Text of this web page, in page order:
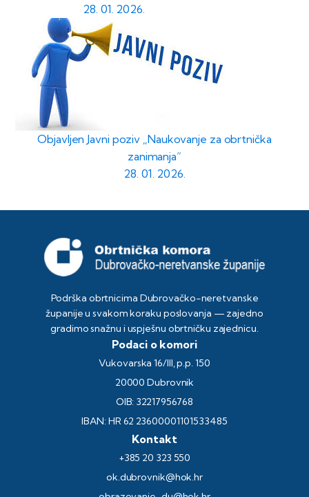
28. 01. 2026.
Objavljen Javni poziv „Naukovanje za obrtnička
zanimanja“
28. 01. 2026.
Podrška obrtnicima Dubrovačko-neretvanske
županije u svakom koraku poslovanja — zajedno
gradimo snažnu i uspješnu obrtničku zajednicu.
Podaci o komori
Vukovarska 16/III, p.p. 150
20000 Dubrovnik
OIB: 32217956768
IBAN: HR 62 23600001101533485
Kontakt
+385 20 323 550
ok.dubrovnik@hok.hr